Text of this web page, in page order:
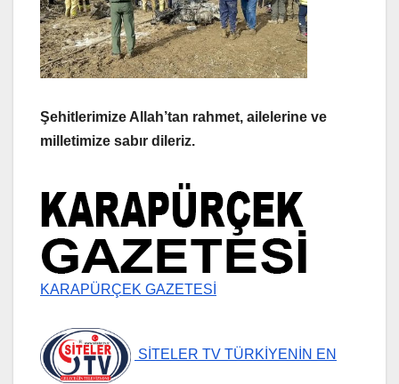
Şehitlerimize Allah’tan rahmet, ailelerine ve
milletimize sabır dileriz.
KARAPÜRÇEK GAZETESİ
SİTELER TV TÜRKİYENİN EN